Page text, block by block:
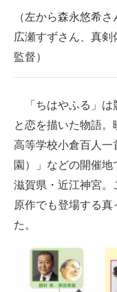
ITエンジニア向け専
IT製品の技術・比較
製造業のIT導入・活
モノづくり技術者専
エレクトロニクス専
電子設計の基本と応用
建設×テクノロジーの
ちょっと気になるネ
（左から森永悠希
広瀬すずさん、真
監督）
「ちはやふる」は
と恋を描いた物語
高等学校小倉百人一
園）」などの開催
滋賀県・近江神宮。
原作でも登場する
た。